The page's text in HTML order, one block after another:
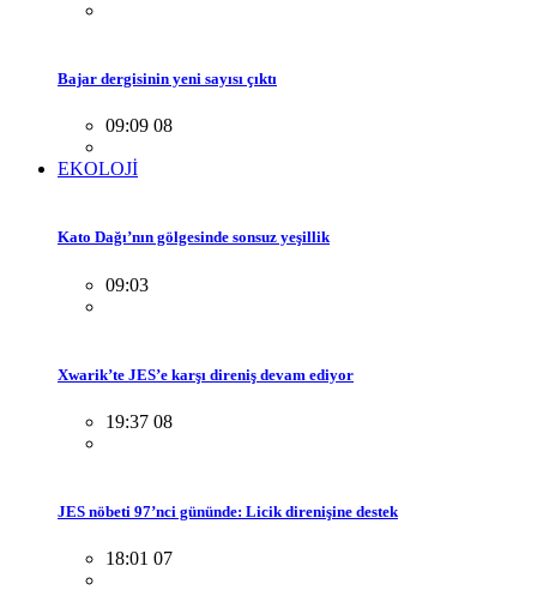
Bajar dergisinin yeni sayısı çıktı
09:09 08
EKOLOJİ
Kato Dağı’nın gölgesinde sonsuz yeşillik
09:03
Xwarik’te JES’e karşı direniş devam ediyor
19:37 08
JES nöbeti 97’nci gününde: Licik direnişine destek
18:01 07